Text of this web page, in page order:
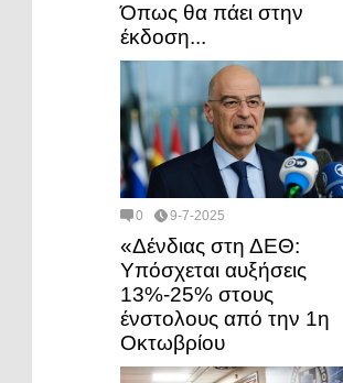
Όπως θα πάει στην
έκδοση...
0 9-7-2025
«Δένδιας στη ΔΕΘ:
Υπόσχεται αυξήσεις
13%-25% στους
ένστολους από την 1η
Οκτωβρίου